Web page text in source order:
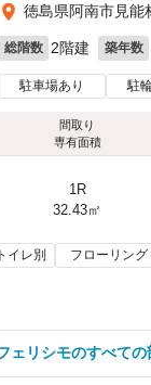
徳島県阿南市見能
総階数 2階建 築年数
駐車場あり 駐
間取り
専有面積
1R
32.43㎡
イレ別 フローリング
ェリシモのすべての